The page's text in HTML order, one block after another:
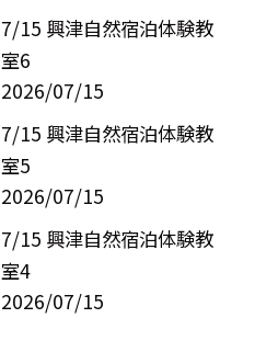
7/15 興津自然宿泊体験教
室6
2026/07/15
7/15 興津自然宿泊体験教
室5
2026/07/15
7/15 興津自然宿泊体験教
室4
2026/07/15